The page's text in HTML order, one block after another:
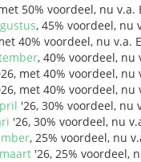
50% voordeel, nu v.a.
, 45% voordeel, nu
40% voordeel, nu v.a.
, 40% voordeel, nu
met 40% voordeel, nu
met 40% voordeel, nu
'26, 30% voordeel, nu
'26, 30% voordeel, nu
, 25% voordeel, nu
'26, 25% voordeel,